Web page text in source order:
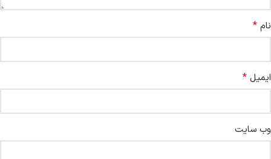
نام *
ایمیل *
وب‌ سایت